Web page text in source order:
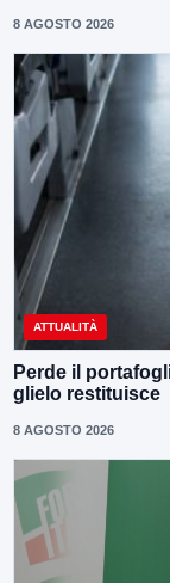
8 AGOSTO 2026
ATTUALITÀ
Perde il
glielo restituisce
8 AGOSTO 2026